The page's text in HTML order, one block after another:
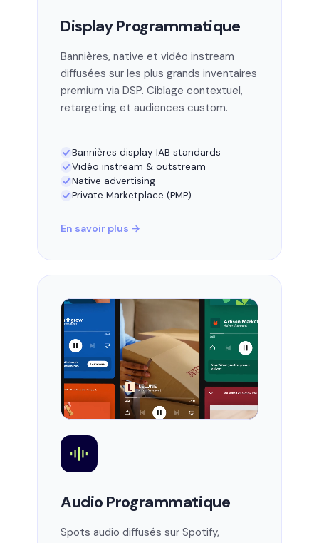
Display Programmatique
Bannières, native et vidéo instream
diffusées sur les plus grands inventaires
premium via DSP. Ciblage contextuel,
retargeting et audiences custom.
Bannières display IAB standards
Vidéo instream & outstream
Native advertising
Private Marketplace (PMP)
En savoir plus →
Audio Programmatique
Spots audio diffusés sur Spotify,